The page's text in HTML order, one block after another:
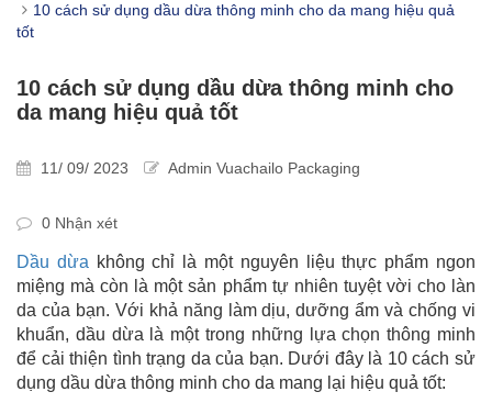
10 cách sử dụng dầu dừa thông minh cho da mang hiệu quả
tốt
10 cách sử dụng dầu dừa thông minh cho
da mang hiệu quả tốt
11/ 09/ 2023 Admin Vuachailo Packaging
0 Nhận xét
Dầu dừa không chỉ là một nguyên liệu thực phẩm ngon
miệng mà còn là một sản phẩm tự nhiên tuyệt vời cho làn
da của bạn. Với khả năng làm dịu, dưỡng ẩm và chống vi
khuẩn, dầu dừa là một trong những lựa chọn thông minh
để cải thiện tình trạng da của bạn. Dưới đây là 10 cách sử
dụng dầu dừa thông minh cho da mang lại hiệu quả tốt: